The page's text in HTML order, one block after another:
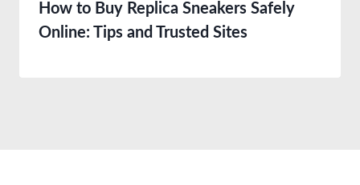
How to Buy Replica Sneakers Safely
Online: Tips and Trusted Sites